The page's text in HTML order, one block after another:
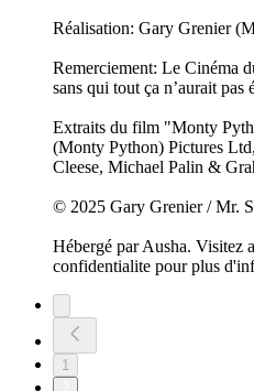
Réalisation: Gary Grenier
Remerciement: Le Cinéma
sans qui tout ça n’aurait pas
Extraits du film "Monty
(Monty Python) Pictures
Cleese, Michael Palin &
© 2025 Gary Grenier / Mr.
Hébergé par Ausha. Visitez
confidentialite pour plus
1